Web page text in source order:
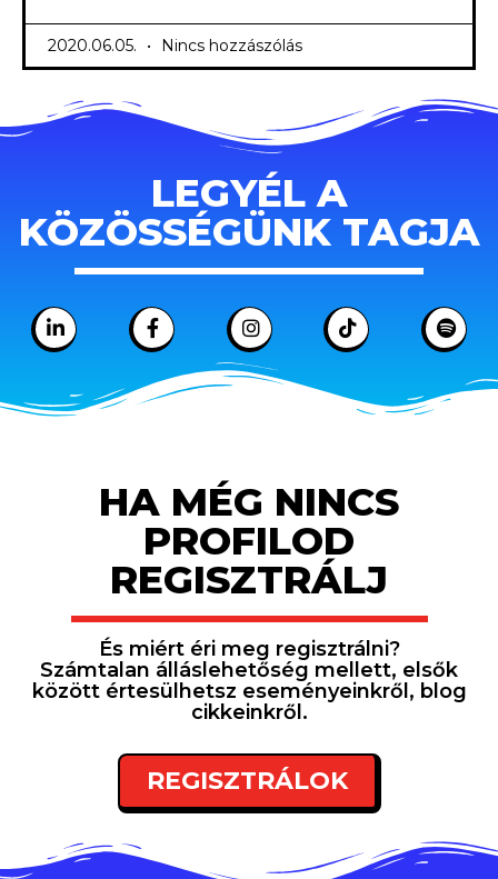
2020.06.05. Nincs hozzászólás
LEGYÉL A
KÖZÖSSÉGÜNK TAGJA
HA MÉG NINCS
PROFILOD
REGISZTRÁLJ
És miért éri meg regisztrálni?
Számtalan álláslehetőség mellett, elsők
között értesülhetsz eseményeinkről, blog
cikkeinkről.
REGISZTRÁLOK